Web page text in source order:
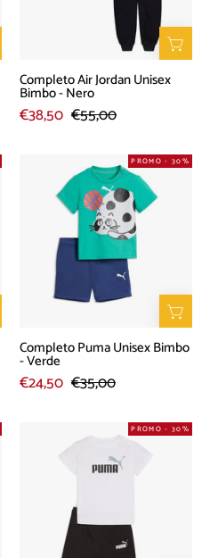
Nero
Completo Air Jordan Unisex
Bimbo - Nero
€38,50 €55,00
Completo
Puma
Unisex
Bimbo
-
Verde
PROMO - 30%
Completo Puma Unisex Bimbo
- Verde
€24,50 €35,00
Completo
Puma
Unisex
-
Bianco
PROMO - 30%